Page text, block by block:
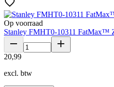
Op voorraad
Stanley FMHT0-10311 FatMax™
20,99
excl. btw